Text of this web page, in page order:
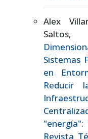
Alex
Sistemas
en
Reducir
Revista